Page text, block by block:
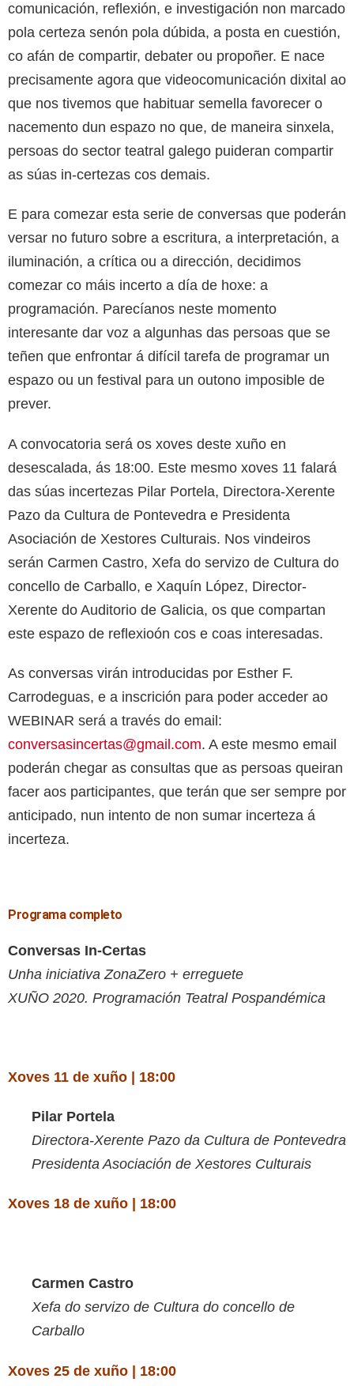
comunicación, reflexión, e investigación non marcado
pola certeza senón pola dúbida, a posta en cuestión,
co afán de compartir, debater ou propoñer. E nace
precisamente agora que videocomunicación dixital ao
que nos tivemos que habituar semella favorecer o
nacemento dun espazo no que, de maneira sinxela,
persoas do sector teatral galego puideran compartir
as súas in-certezas cos demais.
E para comezar esta serie de conversas que poderán
versar no futuro sobre a escritura, a interpretación, a
iluminación, a crítica ou a dirección, decidimos
comezar co máis incerto a día de hoxe: a
programación. Parecíanos neste momento
interesante dar voz a algunhas das persoas que se
teñen que enfrontar á difícil tarefa de programar un
espazo ou un festival para un outono imposible de
prever.
A convocatoria será os xoves deste xuño en
desescalada, ás 18:00. Este mesmo xoves 11 falará
das súas incertezas Pilar Portela, Directora-Xerente
Pazo da Cultura de Pontevedra e Presidenta
Asociación de Xestores Culturais. Nos vindeiros
serán Carmen Castro, Xefa do servizo de Cultura do
concello de Carballo, e Xaquín López, Director-
Xerente do Auditorio de Galicia, os que compartan
este espazo de reflexioón cos e coas interesadas.
As conversas virán introducidas por Esther F.
Carrodeguas, e a inscrición para poder acceder ao
WEBINAR será a través do email:
conversasincertas@gmail.com. A este mesmo email
poderán chegar as consultas que as persoas queiran
facer aos participantes, que terán que ser sempre por
anticipado, nun intento de non sumar incerteza á
incerteza.
Programa completo
Conversas In-Certas
Unha iniciativa ZonaZero + erreguete
XUÑO 2020. Programación Teatral Pospandémica
Xoves 11 de xuño | 18:00
Pilar Portela
Directora-Xerente Pazo da Cultura de Pontevedra
Presidenta Asociación de Xestores Culturais
Xoves 18 de xuño | 18:00
Carmen Castro
Xefa do servizo de Cultura do concello de
Carballo
Xoves 25 de xuño | 18:00